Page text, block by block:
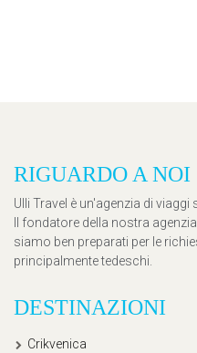
RIGUARDO A NOI
Ulli Travel è un'agenzia di
Il fondatore della nostra
siamo ben preparati per le
principalmente tedeschi.
DESTINAZIONI
Crikvenica